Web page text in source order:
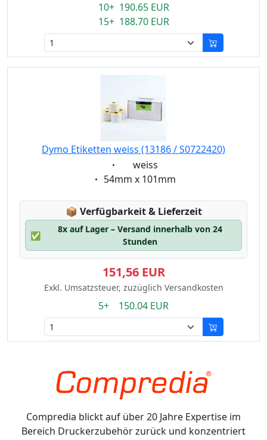
10+ 190.65 EUR
15+ 188.70 EUR
Dymo Etiketten weiss (13186 / S0722420)
Eigenschaft:
weiss
Eigenschaft:
54mm x 101mm
📦 Lagerstatus:
Verfügbarkeit & Lieferzeit
✅
8x auf Lager – Versand innerhalb von 24
Stunden
151,56 EUR
Exkl. Umsatzsteuer, zuzüglich Versandkosten
5+ 150.04 EUR
Compredia blickt auf über 20 Jahre Expertise im
Bereich Druckerzubehör zurück und konzentriert